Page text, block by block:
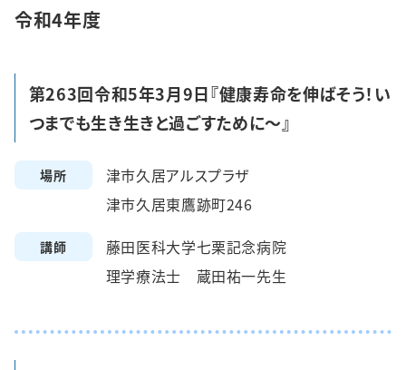
令和4年度
第263回令和5年3月9日『健康寿命を伸ばそう！い
つまでも生き生きと過ごすために～』
場所
津市久居アルスプラザ
津市久居東鷹跡町246
講師
藤田医科大学七栗記念病院
理学療法士 蔵田祐一先生